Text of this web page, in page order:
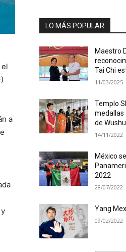
a
LO MÁS POPULAR
Maestro
Tai Chi
11/03/2025
Templo
medallas
de Wushu
14/11/2022
México
2022
28/07/2022
Yang
09/02/2022